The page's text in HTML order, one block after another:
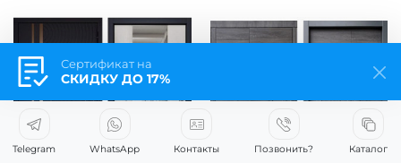
Сертификат на
СКИДКУ ДО 17%
Telegram WhatsApp Контакты Позвонить? Каталог